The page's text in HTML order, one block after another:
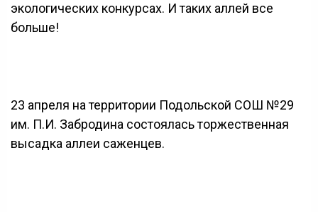
экологических конкурсах. И таких аллей все
больше!
23 апреля на территории Подольской СОШ №29
им. П.И. Забродина состоялась торжественная
высадка аллеи саженцев.